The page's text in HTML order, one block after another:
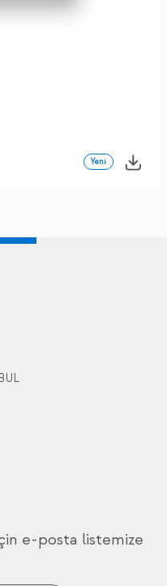
Yeni
e-posta listemize